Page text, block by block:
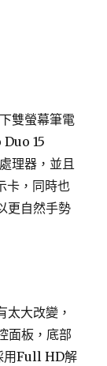
雙螢幕筆電
15
理器，並且
卡，同時也
更自然手勢
太大改變，
面板，底部
用Full HD解